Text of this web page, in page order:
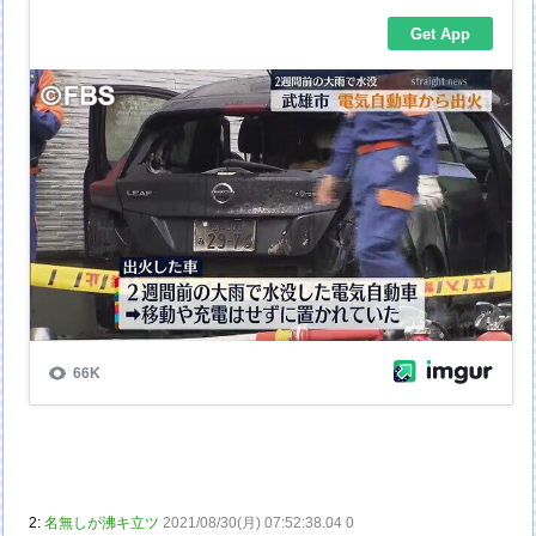
2:名無しが沸キ立ツ 2021/08/30(月) 07:52:38.04 0